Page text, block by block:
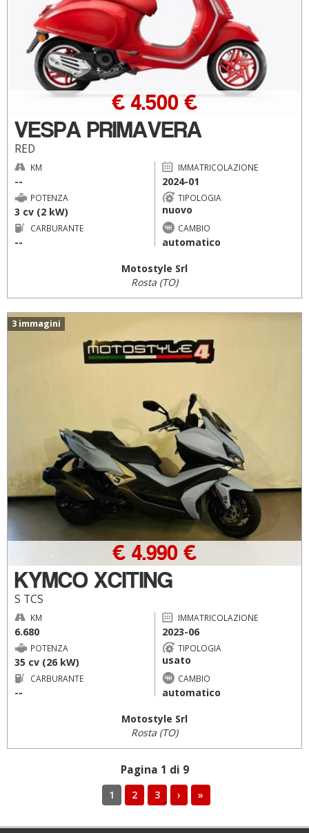
VESPA PRIMAVERA
RED
€ 4.500 €
KM
--
IMMATRICOLAZIONE
2024-01
POTENZA
3 cv (2 kW)
TIPOLOGIA
nuovo
CARBURANTE
--
CAMBIO
automatico
Motostyle Srl
Rosta (TO)
3 immagini
KYMCO XCITING
S TCS
€ 4.990 €
KM
6.680
IMMATRICOLAZIONE
2023-06
POTENZA
35 cv (26 kW)
TIPOLOGIA
usato
CARBURANTE
--
CAMBIO
automatico
Motostyle Srl
Rosta (TO)
Pagina 1 di 9
1 2 3 › »